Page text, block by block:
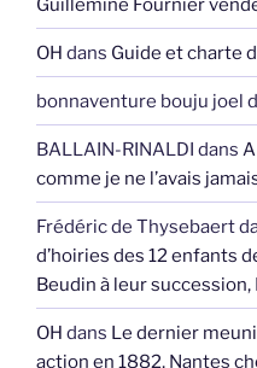
Guillemine Fournier
OH dans Guide et charte
bonnaventure bouju joel
BALLAIN-RINALDI dans
comme je ne l’avais
Frédéric de Thysebaert
d’hoiries des 12 enfants
Beudin à leur
OH dans Le dernier
action en 1882, Nantes